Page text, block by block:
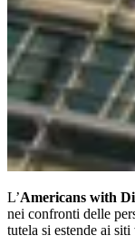
L’Americans with
nei confronti delle
tutela si estende ai